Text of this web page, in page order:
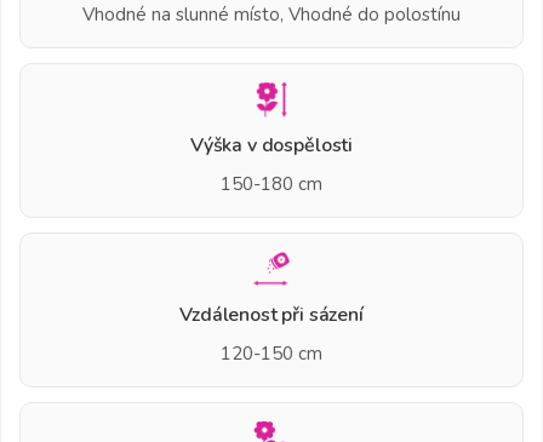
Vhodné na slunné místo, Vhodné do polostínu
Výška v dospělosti
150-180 cm
Vzdálenost při sázení
120-150 cm